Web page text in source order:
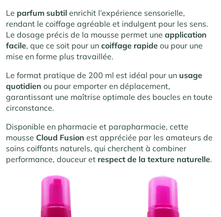
Le parfum subtil enrichit l’expérience sensorielle,
rendant le coiffage agréable et indulgent pour les sens.
Le dosage précis de la mousse permet une application
facile, que ce soit pour un coiffage rapide ou pour une
mise en forme plus travaillée.
Le format pratique de 200 ml est idéal pour un usage
quotidien ou pour emporter en déplacement,
garantissant une maîtrise optimale des boucles en toute
circonstance.
Disponible en pharmacie et parapharmacie, cette
mousse Cloud Fusion est appréciée par les amateurs de
soins coiffants naturels, qui cherchent à combiner
performance, douceur et respect de la texture naturelle.